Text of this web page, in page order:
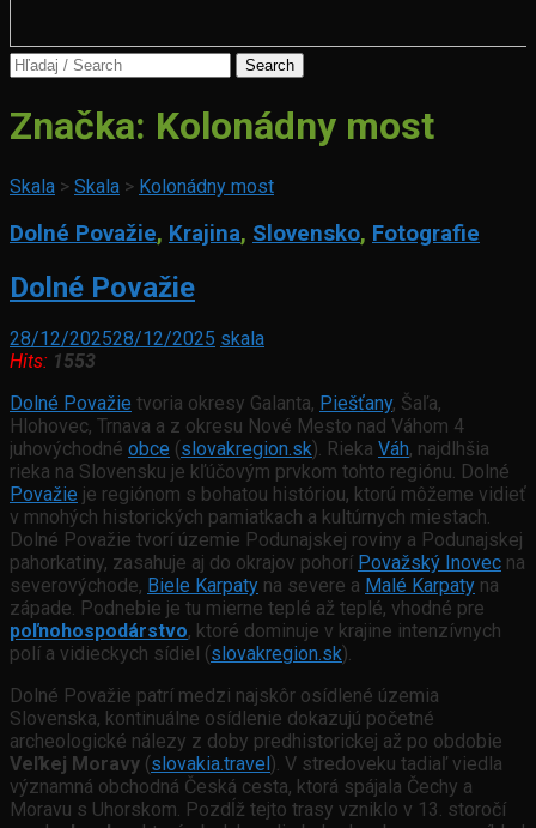
Search
Značka: Kolonádny most
Skala > Skala > Kolonádny most
Dolné Považie, Krajina, Slovensko, Fotografie
Dolné Považie
28/12/202528/12/2025 skala
Hits: 1553
Dolné Považie tvoria okresy Galanta, Piešťany, Šaľa,
Hlohovec, Trnava a z okresu Nové Mesto nad Váhom 4
juhovýchodné obce (slovakregion.sk). Rieka Váh, najdlhšia
rieka na Slovensku je kľúčovým prvkom tohto regiónu. Dolné
Považie je regiónom s bohatou históriou, ktorú môžeme vidieť
v mnohých historických pamiatkach a kultúrnych miestach.
Dolné Považie tvorí územie Podunajskej roviny a Podunajskej
pahorkatiny, zasahuje aj do okrajov pohorí Považský Inovec na
severovýchode, Biele Karpaty na severe a Malé Karpaty na
západe. Podnebie je tu mierne teplé až teplé, vhodné pre
poľnohospodárstvo, ktoré dominuje v krajine intenzívnych
polí a vidieckych sídiel (slovakregion.sk).
Dolné Považie patrí medzi najskôr osídlené územia
Slovenska, kontinuálne osídlenie dokazujú početné
archeologické nálezy z doby predhistorickej až po obdobie
Veľkej Moravy (slovakia.travel ). V stredoveku tadiaľ viedla
významná obchodná Česká cesta, ktorá spájala Čechy a
Moravu s Uhorskom. Pozdĺž tejto trasy vzniklo v 13. storočí